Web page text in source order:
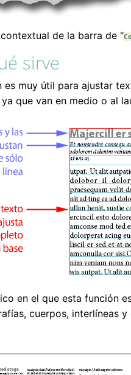
de la barra de "
sirve
es muy útil para ajustar
que van en medio o al
en el que esta función
cuerpos, interlíneas